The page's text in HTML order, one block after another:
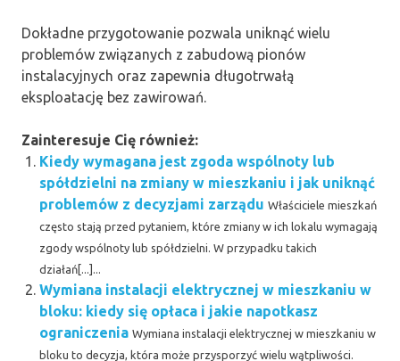
Dokładne przygotowanie pozwala uniknąć wielu
problemów związanych z zabudową pionów
instalacyjnych oraz zapewnia długotrwałą
eksploatację bez zawirowań.
Zainteresuje Cię również:
Kiedy wymagana jest zgoda wspólnoty lub
spółdzielni na zmiany w mieszkaniu i jak uniknąć
problemów z decyzjami zarządu Właściciele mieszkań
często stają przed pytaniem, które zmiany w ich lokalu wymagają
zgody wspólnoty lub spółdzielni. W przypadku takich
działań[...]...
Wymiana instalacji elektrycznej w mieszkaniu w
bloku: kiedy się opłaca i jakie napotkasz
ograniczenia Wymiana instalacji elektrycznej w mieszkaniu w
bloku to decyzja, która może przysporzyć wielu wątpliwości.